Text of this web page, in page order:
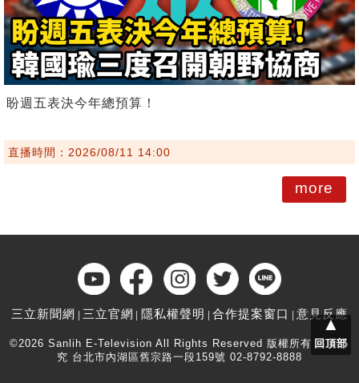
盼週五表決今年總預算！
直播時間：2026/08/11 14:00
more
三立新聞網 三立官網 隱私權聲明 合作提案窗口 意見反應
©2026 Sanlih E-Television All Rights Reserved 版權所有 盜用必
究 台北市內湖區舊宗路一段159號 02-8792-8888
▲
回頂部